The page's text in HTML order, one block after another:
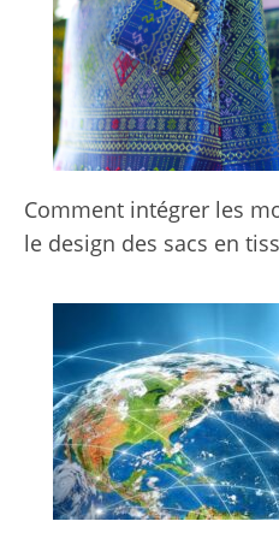
Comment intégrer les
le design des sacs en